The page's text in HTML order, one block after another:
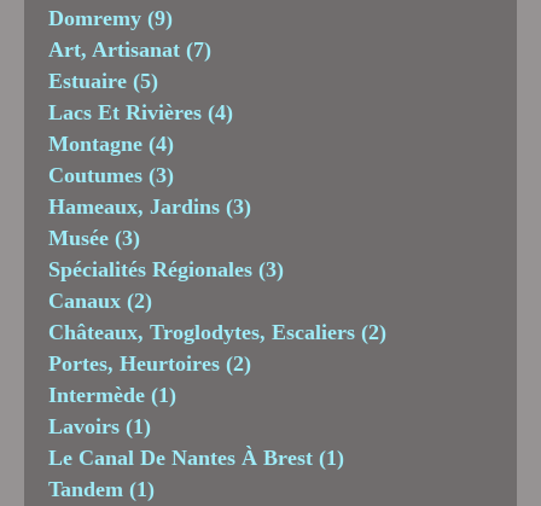
Domremy (9)
Art, Artisanat (7)
Estuaire (5)
Lacs Et Rivières (4)
Montagne (4)
Coutumes (3)
Hameaux, Jardins (3)
Musée (3)
Spécialités Régionales (3)
Canaux (2)
Châteaux, Troglodytes, Escaliers (2)
Portes, Heurtoires (2)
Intermède (1)
Lavoirs (1)
Le Canal De Nantes À Brest (1)
Tandem (1)